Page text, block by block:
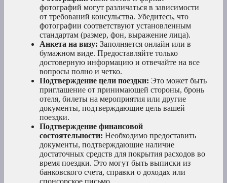
фотографий могут различаться в зависимости
от требований консульства. Убедитесь, что
фотографии соответствуют установленным
стандартам (размер, фон, выражение лица).
Анкета на визу: Заполняется онлайн или в
бумажном виде. Предоставляйте только
достоверную информацию и отвечайте на все
вопросы полно и четко.
Подтверждение цели поездки: Это может быть
приглашение от принимающей стороны, бронь
отеля, билеты на мероприятия или другие
документы, подтверждающие цель вашей
поездки.
Подтверждение финансовой
состоятельности: Необходимо предоставить
документы, подтверждающие наличие
достаточных средств для покрытия расходов во
время поездки. Это могут быть выписки из
банковского счета, справки о доходах или